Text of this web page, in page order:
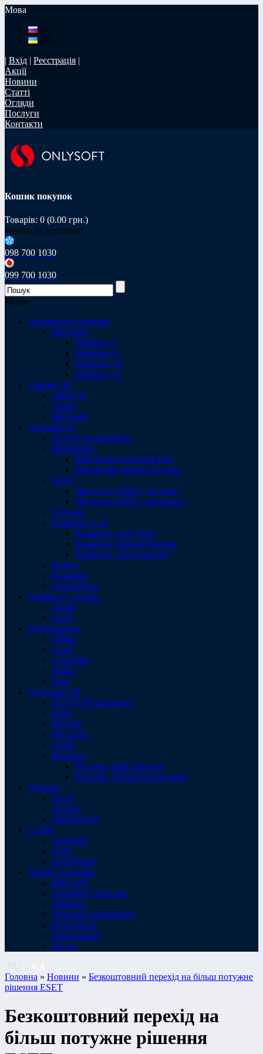
Мова
RU
UA
| Вхід | Реєстрація |
Акції
Новини
Статті
Огляди
Послуги
Контакти
Кошик покупок
Товарів: 0 (0.00 грн.)
Нічого не куплено!
098 700 1030
099 700 1030
Меню
Операційні системи
Microsoft
Windows 7
Windows 8
Windows 10
Windows 11
Офісне ПЗ
ABBYY
Adobe
Microsoft
Антивіруси
ALT-N Technologies
Bitdefender
Bitdefender Antivirus Plus
Bitdefender Internet Security
ESET
Продукти ESET для дому
Продукти ESET для бізнесу
F-Secure
Kaspersky Lab
Kaspersky Anti-Virus
Kaspersky Internet Security
Kaspersky Total Security
Norton
Symantec
Trend Micro
Графіка та дизайн
Adobe
Corel
Мультимедіа
Adobe
Corel
Cyberlink
Magix
Sony
Серверне ПЗ
ALT-N Technologies
Kerio
McAfee
Microsoft
Oracle
Proxmox
Proxmox Mail Gateway
Proxmox Virtual Environment
Утиліти
Zoom
Acronis
TeamViewer
САПР
Autodesk
Corel
SolidWorks
Засоби розробки
Microsoft
SmartBear Software
JetBrains
Allround Automations
DevExpress
Embarcadero
Devart
Головна » Новини » Безкоштовний перехід на більш потужне
рішення ESET
Безкоштовний перехід на
більш потужне рішення